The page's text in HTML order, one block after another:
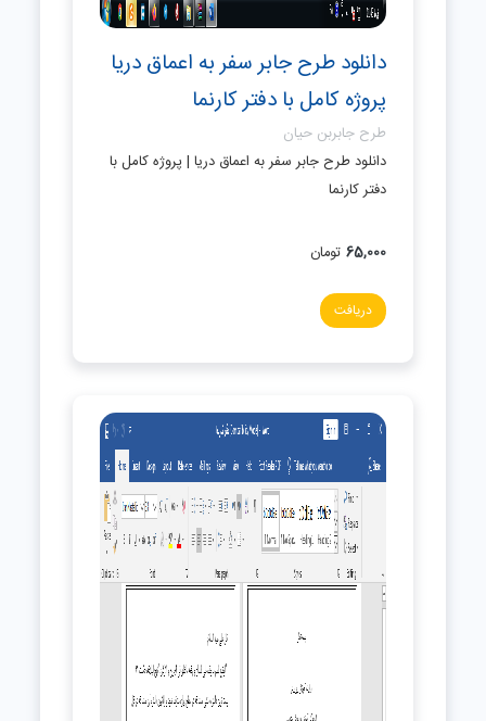
دانلود طرح جابر سفر به اعماق دریا
پروژه کامل با دفتر کارنما
طرح جابربن حیان
دانلود طرح جابر سفر به اعماق دریا | پروژه کامل با
دفتر کارنما
65,000 تومان
دریافت